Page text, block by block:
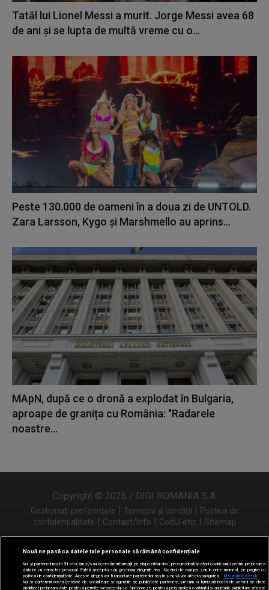
Tatăl lui Lionel Messi a murit. Jorge Messi avea 68
de ani și se lupta de multă vreme cu o...
Peste 130.000 de oameni în a doua zi de UNTOLD.
Zara Larsson, Kygo și Marshmello au aprins...
MApN, după ce o dronă a explodat în Bulgaria,
aproape de granița cu România: "Radarele
noastre...
Copyright © 2026 / DIGI ROMANIA S.A.
Gestionați preferințele | Termeni și condiții | Politica de
confidențialitate | Contact/Info | Codul etic | Sitemap
Urmărește-ne și pe
Nouă ne pasă ca datele tale personale să rămână confidențiale
Noi și partenerii noștri31 stocăm și/sau accesăm informații pe dispozitivul dvs., precum identificatorii cookie unici pentru prelucrarea
datelor cu caracter personal. Puteți accepta sau gestiona alegerile dvs. făcând clic mai jos sau în orice moment, pe pagina cu
politica de confidențialitate. Aceste alegeri vor fi raportate partenerilor noștri și nu vă vor afecta navigarea.
Mai multe detalii
Noi si partenerii nostri (retelele de socializare si agentiile de publicitate partenere, precum si furnizorii nostri de servicii de date
analitice) prelucram date pentru a permite website-ului sa functioneze, pentru a personaliza continutul si anunturile publicitare afisate